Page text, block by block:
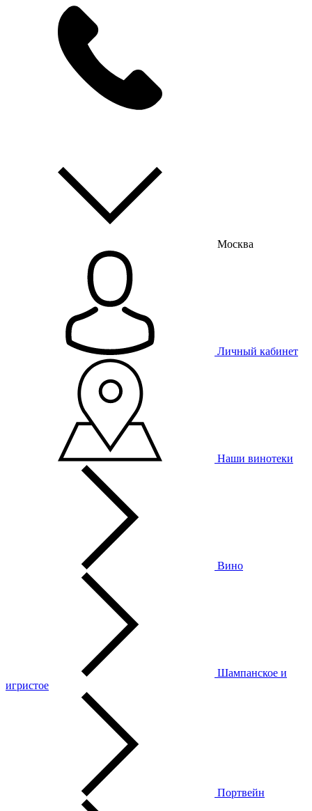
Москва
Личный кабинет
Наши винотеки
Вино
Шампанское и
игристое
Портвейн